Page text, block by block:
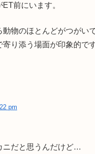
前にいます。
動物のほとんどがつがい
り添う場面が印象的です
pm
ニだと思うんだけど…